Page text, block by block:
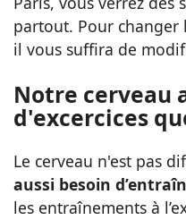
partout. Pour changer
il vous suffira de
Notre cerveau
d'excercices
Le cerveau n'est pas
aussi besoin
les entraînements à